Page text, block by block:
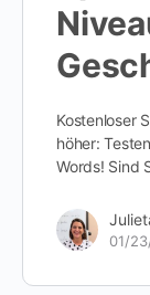
Kostenloser
höher:
Words! Sind
01/